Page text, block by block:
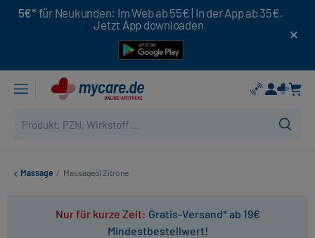
5€* für Neukunden: Im Web ab 55€ | In der App ab 35€.
Jetzt App downloaden
Massage / Massageöl Zitrone
Nur für kurze Zeit: Gratis-Versand* ab 19€
Mindestbestellwert!